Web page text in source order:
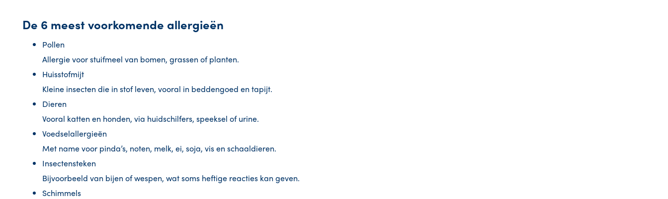
De 6 meest voorkomende allergieën
Pollen
Allergie voor stuifmeel van bomen, grassen of planten.
Huisstofmijt
Kleine insecten die in stof leven, vooral in beddengoed en tapijt.
Dieren
Vooral katten en honden, via huidschilfers, speeksel of urine.
Voedselallergieën
Met name voor pinda’s, noten, melk, ei, soja, vis en schaaldieren.
Insectensteken
Bijvoorbeeld van bijen of wespen, wat soms heftige reacties kan geven.
Schimmels